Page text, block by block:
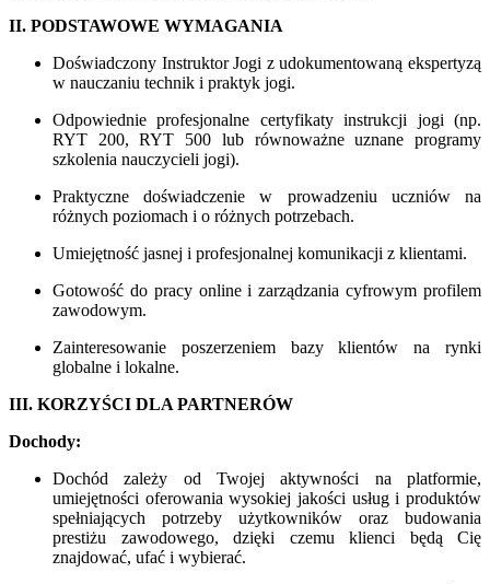
II. PODSTAWOWE WYMAGANIA
Doświadczony Instruktor Jogi z udokumentowaną ekspertyzą
w nauczaniu technik i praktyk jogi.
Odpowiednie profesjonalne certyfikaty instrukcji jogi (np.
RYT 200, RYT 500 lub równoważne uznane programy
szkolenia nauczycieli jogi).
Praktyczne doświadczenie w prowadzeniu uczniów na
różnych poziomach i o różnych potrzebach.
Umiejętność jasnej i profesjonalnej komunikacji z klientami.
Gotowość do pracy online i zarządzania cyfrowym profilem
zawodowym.
Zainteresowanie poszerzeniem bazy klientów na rynki
globalne i lokalne.
III. KORZYŚCI DLA PARTNERÓW
Dochody:
Dochód zależy od Twojej aktywności na platformie,
umiejętności oferowania wysokiej jakości usług i produktów
spełniających potrzeby użytkowników oraz budowania
prestiżu zawodowego, dzięki czemu klienci będą Cię
znajdować, ufać i wybierać.